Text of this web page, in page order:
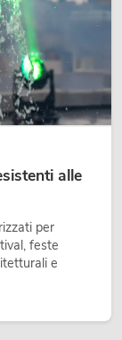
alle
per
feste
e